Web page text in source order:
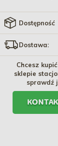
ZOLUX
pluszowa
Leniwiec
25,4cm
35,50 zł
Dostępność
Dostawa:
Chcesz
sklepie
sprawdź